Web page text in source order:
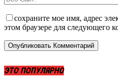
сохраните мое имя, адрес
этом браузере для следующего
ЭТО ПОПУЛЯРНО